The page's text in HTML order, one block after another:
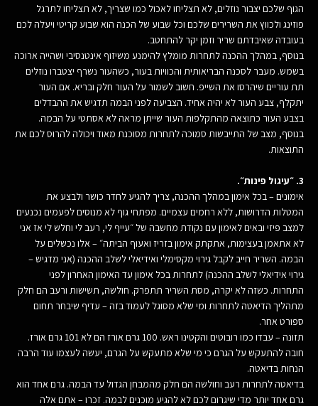
הגוף שלכם יצבור נוזלים, לא תצליחו לאכול כמו שצריך, לא תצליחו לתרגל
פוזינג ולכווץ את השרירים שלכם וכל שבוע של הכנה הוא שבוע קריטי ויעלה לכם
בעובדה שאיבדתם שריר וזמן יקר להתחטב.
בנוסף, במהלך ההכנה לתחרות מומלץ להימנע משיזוף אינטנסיבי ושהייה ארוכה
בשמש. מעבר לסכנה הבריאותית והכוויות בעור, כשהעור נשרף יצטברו נוזלים
תת עוריים שיהרסו את השייפ. חשוב לשמור על העור חלק ובריא. אם העור
יתקלף, צבע העור לא יהיה אחיד. הצביעה לפני הבמה תדגיש את ההבדלים
בצבע העור כתוצאה מהתקלפות העור שייתן מראה לא אסתטי על הבמה.
בנוסף, מצב של התייבשות סמוכה לתחרות מסוכנת מאוד ויכולה להרוס לכם את
התוצאות.
3. ״עיגול פינות״.
אימונים – בכל אימון במהלך ההכנה, צריך להגיע לחדר כושר ולבצע את
המטלות הדרושות, ללא רחמים עצמיים. מפתחי גוף לא מנוסים לפעמים נכנעים
למצב פיזי ובאים לאימון עם נקודת מחשבה של ״עייף לי, רעב לי וחלש לי אז אני
לא אתאמן בעצימות, אתקתק אימון בזריז ואעוף הביתה״ – אלו נכשלים על
הבמה. השריר חייב לקבל גירוי מקסימלי ואידיאלי לשלב ההכנה (אני מדגיש –
גירוי אידיאלי לשלב ההכנה) לתחרות בכל אימון עד האימון האחרון לפני
התחרות. כשזה לא יקרה, מסת השריר תתפרק. חולשה, תשישות ורעב הם חלק
מתהליך הדיאטה לתחרות ומי שלא מסוגל לעמוד בזה – עדיף שיבחר תחום
ספורט אחר.
תזונה – עבדו כמו רובוטים והקטינו ראש. 100 גרם אורז הם לא 101 גרם אורז.
חובה להתעקש על הגרם כי מי שלא מתעקש על הגרם, יעשה לעצמו עוד הרבה
הנחות בדיאטה.
בדיאטה לתחרות רעב וחולשה הם חלק מהמבחן הגדול עד הבמה. גרם אחד הוא
גרם אחד יותר מדי שיגרום לכם לא להגיע מוכנים לבמה. זכרו – אתם אלה